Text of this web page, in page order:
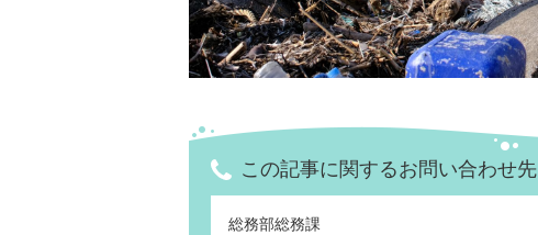
この記事に関するお問い合わせ先
総務部総務課